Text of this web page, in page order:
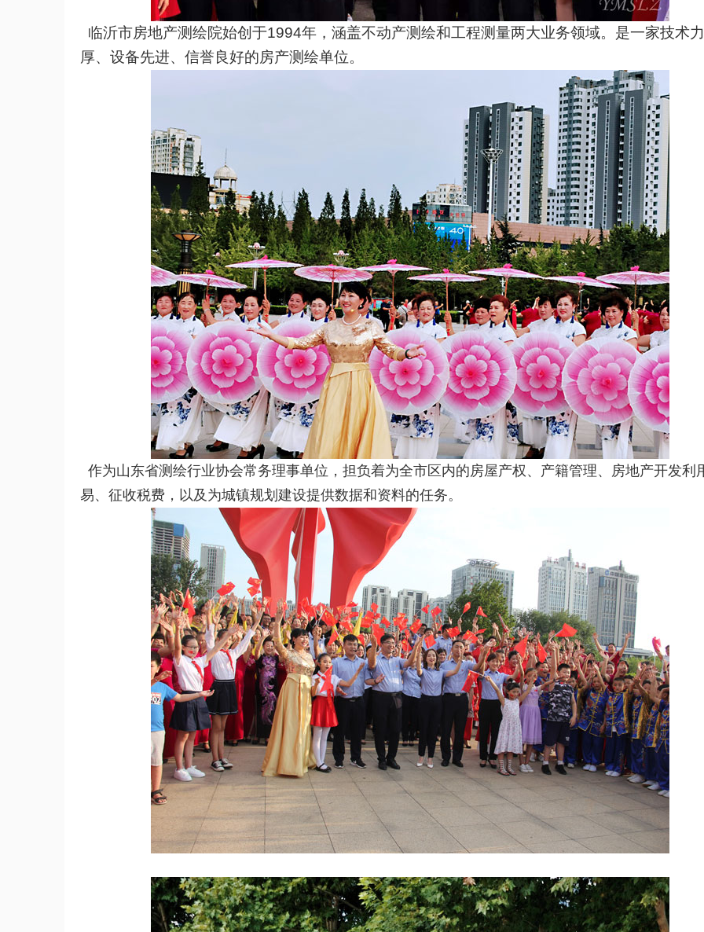
临沂市房地产测绘院始创于1994年，涵盖不动产测绘和工程测量两大业务领域。是一家技术
厚、设备先进、信誉良好的房产测绘单位。
作为山东省测绘行业协会常务理事单位，担负着为全市区内的房屋产权、产籍管理、房地产开发利
易、征收税费，以及为城镇规划建设提供数据和资料的任务。